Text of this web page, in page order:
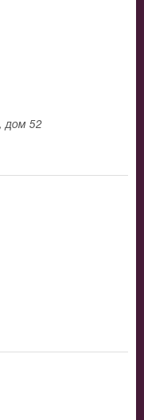
дом 52